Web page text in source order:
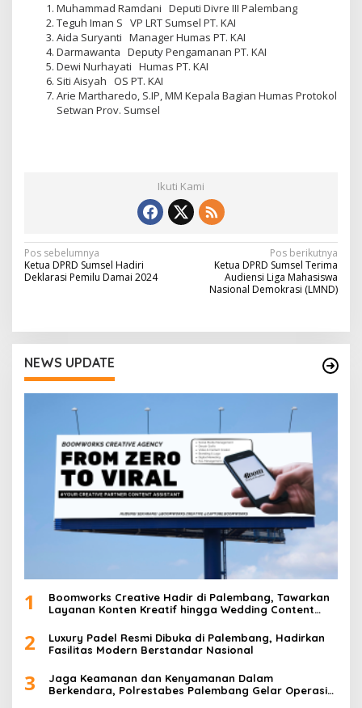
Muhammad Ramdani Deputi Divre III Palembang
Teguh Iman S VP LRT Sumsel PT. KAI
Aida Suryanti Manager Humas PT. KAI
Darmawanta Deputy Pengamanan PT. KAI
Dewi Nurhayati Humas PT. KAI
Siti Aisyah OS PT. KAI
Arie Martharedo, S.IP, MM Kepala Bagian Humas Protokol
Setwan Prov. Sumsel
Ikuti Kami
N
a
i
g
a
s
Pos sebelumnya
Ketua DPRD Sumsel Hadiri
Deklarasi Pemilu Damai 2024
Pos berikutnya
Ketua DPRD Sumsel Terima
Audiensi Liga Mahasiswa
Nasional Demokrasi (LMND)
NEWS UPDATE
1
Boomworks Creative Hadir di Palembang, Tawarkan
Layanan Konten Kreatif hingga Wedding Content
2
Luxury Padel Resmi Dibuka di Palembang, Hadirkan
Fasilitas Modern Berstandar Nasional
3
Jaga Keamanan dan Kenyamanan Dalam
Berkendara, Polrestabes Palembang Gelar Operasi